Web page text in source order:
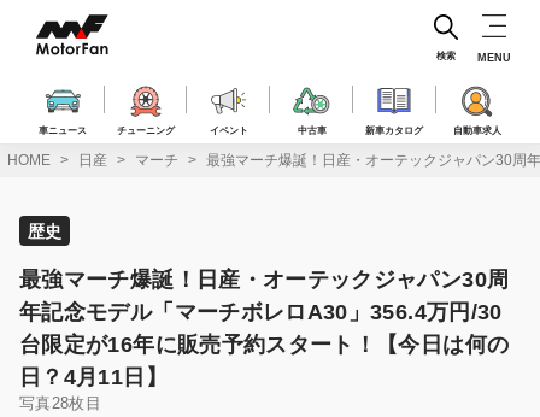
ス
車ニュース チューニング イベント 中古車 新車カタログ 自動車求人
検索 MENU
HOME 日産 マーチ 最強マーチ爆誕！日産・オーテックジャパン30周
歴史
最強マーチ爆誕！日産・オーテックジャパン30周
年記念モデル「マーチボレロA30」356.4万円/30
台限定が16年に販売予約スタート！【今日は何の
日？4月11日】
写真28枚目